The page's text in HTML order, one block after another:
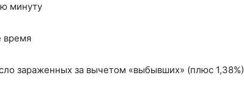
минуту
время
зараженных за вычетом «выбывших» (плюс 1,38%)